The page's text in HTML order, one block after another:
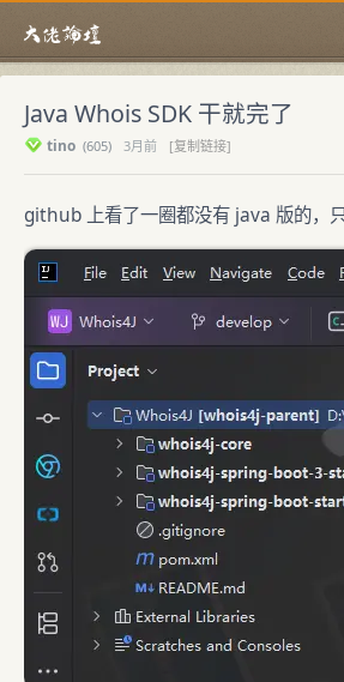
Java Whois SDK 干就完了
tino (605) 3月前
[复制链接]
github 上看了一圈都没有 java 版的，